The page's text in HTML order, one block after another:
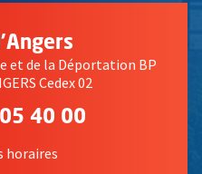
et de la Déportation BP
Cedex 02
40 00
horaires